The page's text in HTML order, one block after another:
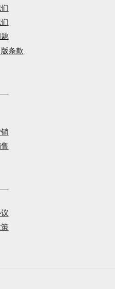
条款